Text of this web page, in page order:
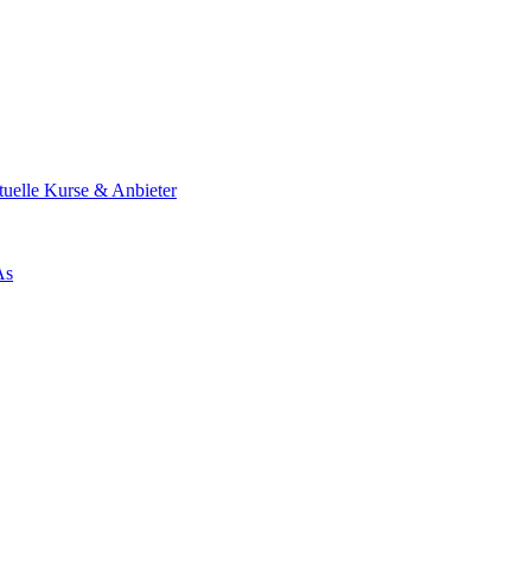
Kurse & Anbieter